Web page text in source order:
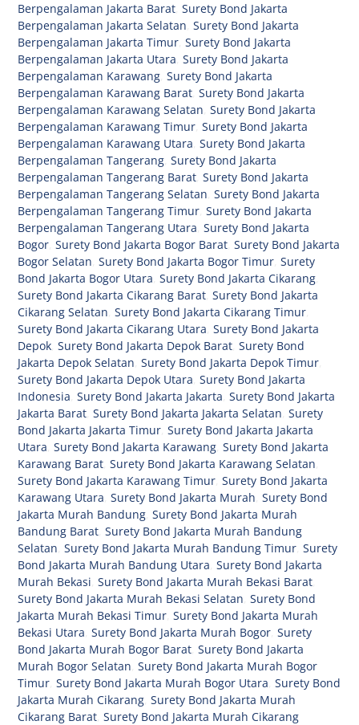
Berpengalaman Jakarta Barat ,Surety Bond Jakarta
Berpengalaman Jakarta Selatan ,Surety Bond Jakarta
Berpengalaman Jakarta Timur ,Surety Bond Jakarta
Berpengalaman Jakarta Utara ,Surety Bond Jakarta
Berpengalaman Karawang ,Surety Bond Jakarta
Berpengalaman Karawang Barat ,Surety Bond Jakarta
Berpengalaman Karawang Selatan ,Surety Bond Jakarta
Berpengalaman Karawang Timur ,Surety Bond Jakarta
Berpengalaman Karawang Utara ,Surety Bond Jakarta
Berpengalaman Tangerang ,Surety Bond Jakarta
Berpengalaman Tangerang Barat ,Surety Bond Jakarta
Berpengalaman Tangerang Selatan ,Surety Bond Jakarta
Berpengalaman Tangerang Timur ,Surety Bond Jakarta
Berpengalaman Tangerang Utara ,Surety Bond Jakarta
Bogor ,Surety Bond Jakarta Bogor Barat ,Surety Bond Jakarta
Bogor Selatan ,Surety Bond Jakarta Bogor Timur ,Surety
Bond Jakarta Bogor Utara ,Surety Bond Jakarta Cikarang
Surety Bond Jakarta Cikarang Barat ,Surety Bond Jakarta
Cikarang Selatan ,Surety Bond Jakarta Cikarang Timur
Surety Bond Jakarta Cikarang Utara ,Surety Bond Jakarta
Depok ,Surety Bond Jakarta Depok Barat ,Surety Bond
Jakarta Depok Selatan ,Surety Bond Jakarta Depok Timur
Surety Bond Jakarta Depok Utara ,Surety Bond Jakarta
Indonesia ,Surety Bond Jakarta Jakarta ,Surety Bond Jakarta
Jakarta Barat ,Surety Bond Jakarta Jakarta Selatan ,Surety
Bond Jakarta Jakarta Timur ,Surety Bond Jakarta Jakarta
Utara ,Surety Bond Jakarta Karawang ,Surety Bond Jakarta
Karawang Barat ,Surety Bond Jakarta Karawang Selatan
Surety Bond Jakarta Karawang Timur ,Surety Bond Jakarta
Karawang Utara ,Surety Bond Jakarta Murah ,Surety Bond
Jakarta Murah Bandung ,Surety Bond Jakarta Murah
Bandung Barat ,Surety Bond Jakarta Murah Bandung
Selatan ,Surety Bond Jakarta Murah Bandung Timur ,Surety
Bond Jakarta Murah Bandung Utara ,Surety Bond Jakarta
Murah Bekasi ,Surety Bond Jakarta Murah Bekasi Barat
Surety Bond Jakarta Murah Bekasi Selatan ,Surety Bond
Jakarta Murah Bekasi Timur ,Surety Bond Jakarta Murah
Bekasi Utara ,Surety Bond Jakarta Murah Bogor ,Surety
Bond Jakarta Murah Bogor Barat ,Surety Bond Jakarta
Murah Bogor Selatan ,Surety Bond Jakarta Murah Bogor
Timur ,Surety Bond Jakarta Murah Bogor Utara ,Surety Bond
Jakarta Murah Cikarang ,Surety Bond Jakarta Murah
Cikarang Barat ,Surety Bond Jakarta Murah Cikarang